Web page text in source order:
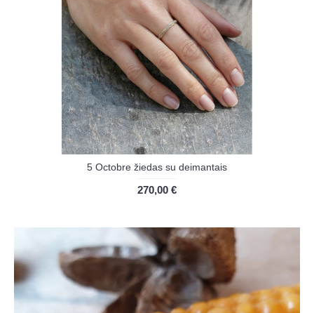
5 Octobre žiedas su deimantais
270,00 €